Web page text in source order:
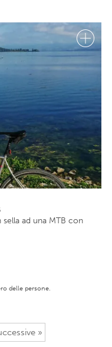
ad una MTB con
delle persone.
»